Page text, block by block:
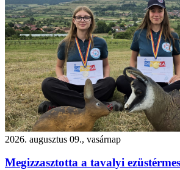
2026. augusztus 09., vasárnap
Megizzasztotta a tavalyi